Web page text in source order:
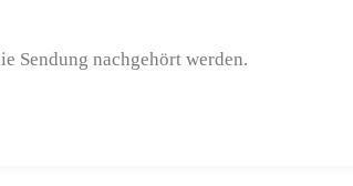
Sendung nachgehört werden.